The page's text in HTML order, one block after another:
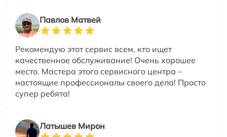
Павлов Матвей
Рекомендую этот сервис всем, кто ищет
качественное обслуживание! Очень хорошее
место. Мастера этого сервисного центра –
настоящие профессионалы своего дела! Просто
супер ребята!
Латышев Мирон